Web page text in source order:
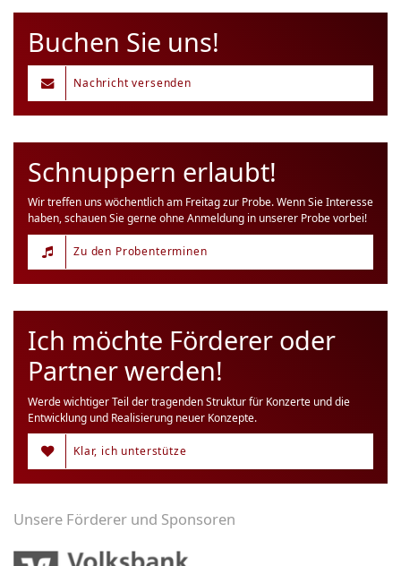
Buchen Sie uns!
Nachricht versenden
Schnuppern erlaubt!
Wir treffen uns wöchentlich am Freitag zur Probe. Wenn Sie Interesse
haben, schauen Sie gerne ohne Anmeldung in unserer Probe vorbei!
Zu den Probenterminen
Ich möchte Förderer oder
Partner werden!
Werde wichtiger Teil der tragenden Struktur für Konzerte und die
Entwicklung und Realisierung neuer Konzepte.
Klar, ich unterstütze
Unsere Förderer und Sponsoren